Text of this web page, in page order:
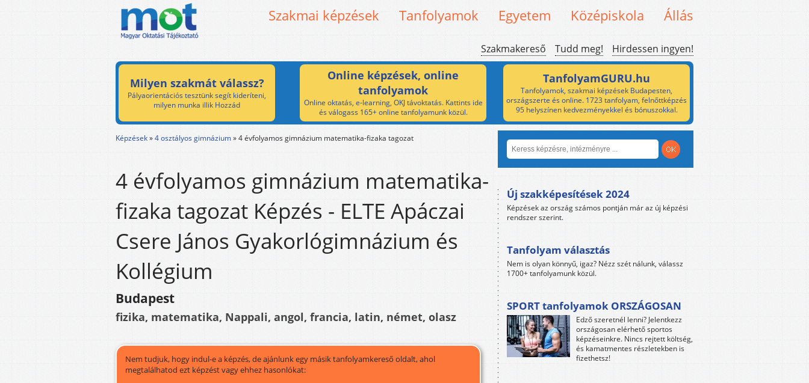
Szakmai képzések Tanfolyamok Egyetem Középiskola Állás
Szakmakereső Tudd meg! Hirdessen ingyen!
Milyen szakmát válassz?
Pályaorientációs tesztünk segít kideríteni,
milyen munka illik Hozzád
Online képzések, online
tanfolyamok
Online oktatás, e-learning, OKJ távoktatás. Kattints ide
és válogass 165+ online tanfolyamunk közül.
TanfolyamGURU.hu
Tanfolyamok, szakmai képzések Budapesten,
országszerte és online. 1723 tanfolyam, felnőttképzés
95 helyszínen kedvezményekkel és bónuszokkal.
Képzések»4 osztályos gimnázium»4 évfolyamos gimnázium matematika-fizaka tagozat
4 évfolyamos gimnázium matematika-
fizaka tagozat Képzés - ELTE Apáczai
Csere János Gyakorlógimnázium és
Kollégium
Budapest
fizika, matematika, Nappali, angol, francia, latin, német, olasz
Nem tudjuk, hogy indul-e a képzés, de ajánlunk egy másik tanfolyamkereső oldalt, ahol
megtalálhatod ezt képzést vagy ehhez hasonlókat:
Új szakképesítések 2024
Képzések az ország számos pontján már az új képzési
rendszer szerint.
Tanfolyam választás
Nem is olyan könnyű, igaz? Nézz szét nálunk, válassz
1700+ tanfolyamunk közül.
SPORT tanfolyamok ORSZÁGOSAN
Edző szeretnél lenni? Jelentkezz
országosan elérhető sportos
képzéseinkre. Nincs rejtett költség,
és kamatmentes részletekben is
fizethetsz!